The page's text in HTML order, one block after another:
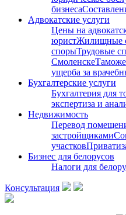
бизнеса
Адвокатские услуги
Цены на
юристЖилищные
спорыТрудовые
Смоленске
ущерба за
Бухгалтерские услуги
Бухгалтерия для
экспертиза и
Недвижимость
Перевод
застройщиками
участков
Бизнес для белорусов
Налоги для
Консультация